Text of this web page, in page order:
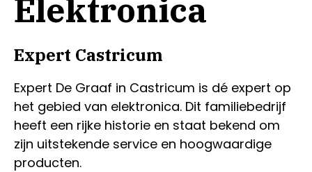
Elektronica
Expert Castricum
Expert De Graaf in Castricum is dé expert op
het gebied van elektronica. Dit familiebedrijf
heeft een rijke historie en staat bekend om
zijn uitstekende service en hoogwaardige
producten.